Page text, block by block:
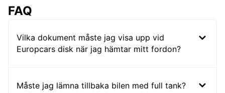
FAQ
Vilka dokument måste jag visa upp vid
Europcars disk när jag hämtar mitt fordon?
Måste jag lämna tillbaka bilen med full tank?